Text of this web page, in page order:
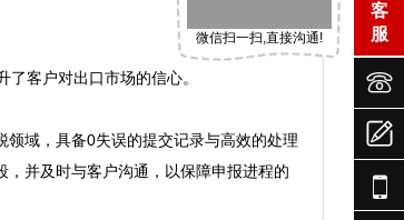
客户对出口市场的信心。
域，具备0失误的提交记录与高效的处理
并及时与客户沟通，以保障申报进程的
客
服
微信扫一扫,直接沟通!



